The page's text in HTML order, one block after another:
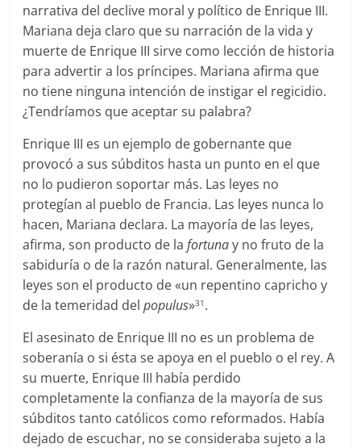
narrativa del declive moral y político de Enrique III.
Mariana deja claro que su narración de la vida y
muerte de Enrique III sirve como lección de historia
para advertir a los príncipes. Mariana afirma que
no tiene ninguna intención de instigar el regicidio.
¿Tendríamos que aceptar su palabra?
Enrique III es un ejemplo de gobernante que
provocó a sus súbditos hasta un punto en el que
no lo pudieron soportar más. Las leyes no
protegían al pueblo de Francia. Las leyes nunca lo
hacen, Mariana declara. La mayoría de las leyes,
afirma, son producto de lafortunay no fruto de la
sabiduría o de la razón natural. Generalmente, las
leyes son el producto de «un repentino capricho y
de la temeridad delpopulus»31 .
El asesinato de Enrique III no es un problema de
soberanía o si ésta se apoya en el pueblo o el rey. A
su muerte, Enrique III había perdido
completamente la confianza de la mayoría de sus
súbditos tanto católicos como reformados. Había
dejado de escuchar, no se consideraba sujeto a la